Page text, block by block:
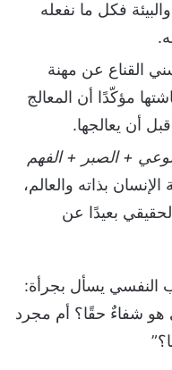
فكل ما نفعله
القناع عن مهنة
مؤكّدًا أن المعالج
أن يعالجها.
+ الصبر + الفهم
الإنسان بذاته والعالم،
بعيدًا عن
النفسي يسأل بجرأة:
هو شفاءٌ حقًا؟ أم مجرد